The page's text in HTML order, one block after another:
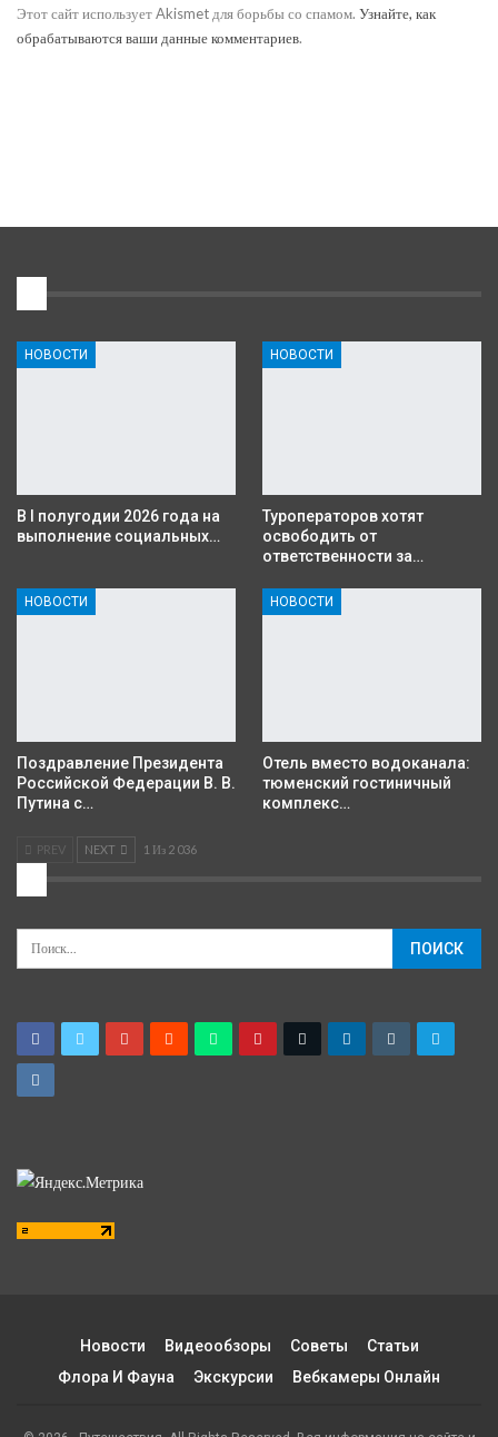
Этот сайт использует Akismet для борьбы со спамом. Узнайте, как
обрабатываются ваши данные комментариев.
НОВОСТИ
В I полугодии 2026 года на
выполнение социальных…
НОВОСТИ
Туроператоров хотят
освободить от
ответственности за…
НОВОСТИ
Поздравление Президента
Российской Федерации В. В.
Путина с…
НОВОСТИ
Отель вместо водоканала:
тюменский гостиничный
комплекс…
PREV NEXT 1 Из 2 036
Новости Видеообзоры Советы
Статьи
Флора И Фауна
Экскурсии Вебкамеры Онлайн